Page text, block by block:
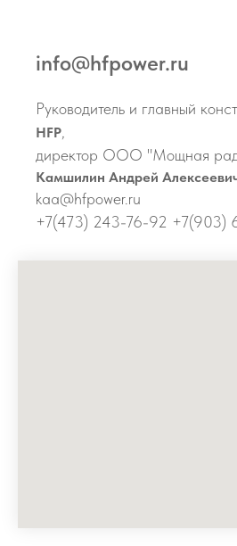
info@hfpower.ru
Руководитель и главный
HFP
директор ООО "Мощная
Камшилин Андрей
kaa@hfpower.ru
+7(473) 243-76-92 +7(903)